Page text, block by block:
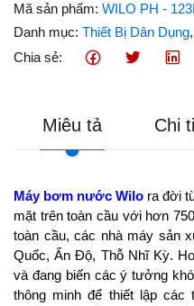
Mã sản phẩm: WILO PH -
Danh mục: Thiết Bị Dân Dụng,
Chia sẻ:
Miêu tả Chi
Máy bơm nước Wilo ra đời
mặt trên toàn cầu với hơn
toàn cầu, các nhà máy sản
Quốc, Ấn Độ, Thỗ Nhĩ Kỳ.
và đang biến các ý tưởng
thông minh để thiết lập các